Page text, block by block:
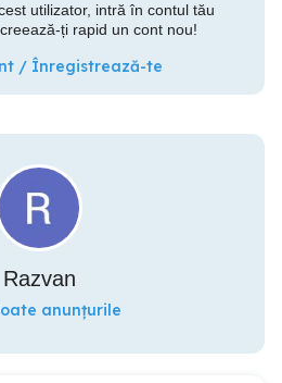
utilizator, intră în contul tău
ți rapid un cont nou!
/ Înregistrează-te
Razvan
anunțurile